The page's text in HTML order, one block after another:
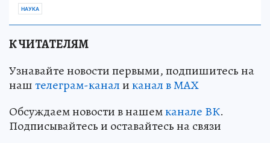
НАУКА
К ЧИТАТЕЛЯМ
Узнавайте новости первыми, подпишитесь на
наштелеграм-каналиканал в МАХ
Обсуждаем новости в нашемканале ВК.
Подписывайтесь и оставайтесь на связи